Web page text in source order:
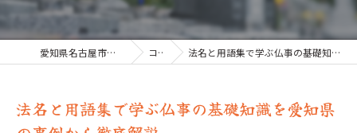
愛知県名古屋市のお墓なら彫刻本舗 コラム 法名と用語集で学ぶ仏事の基礎知識を愛知県の事例から徹底解説
法名と用語集で学ぶ仏事の基礎知識を愛知県